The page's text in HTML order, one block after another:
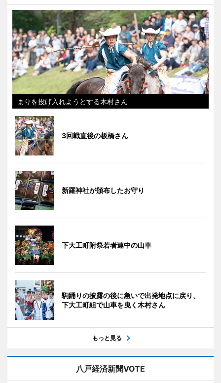
まりを投げ入れようとする木村さん
3回戦直後の板橋さん
新羅神社が頒布したお守り
下大工町附祭若者連中の山車
駒踊りの披露の後に急いで出発地点に戻り、
下大工町組で山車を曳く木村さん
もっと見る
八戸経済新聞VOTE